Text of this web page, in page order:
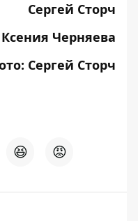
Сергей Сторч
Ксения Черняева
Сергей Сторч
😆 😡